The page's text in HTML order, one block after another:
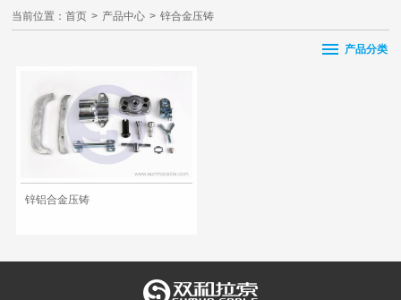
当前位置：首页 > 产品中心 > 锌合金压铸
产品分类
锌铝合金压铸